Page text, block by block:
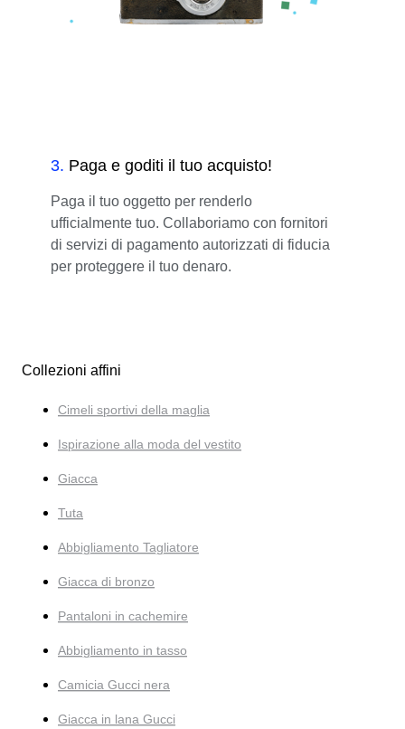
3. Paga e goditi il tuo acquisto!
Paga il tuo oggetto per renderlo
ufficialmente tuo. Collaboriamo con fornitori
di servizi di pagamento autorizzati di fiducia
per proteggere il tuo denaro.
Collezioni affini
Cimeli sportivi della maglia
Ispirazione alla moda del vestito
Giacca
Tuta
Abbigliamento Tagliatore
Giacca di bronzo
Pantaloni in cachemire
Abbigliamento in tasso
Camicia Gucci nera
Giacca in lana Gucci